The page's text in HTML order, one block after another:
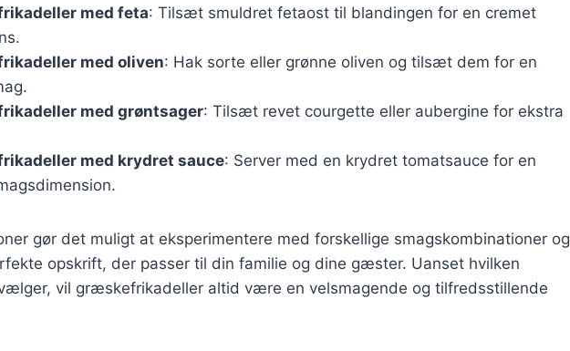
med feta: Tilsæt smuldret fetaost til blandingen for en cremet
med oliven: Hak sorte eller grønne oliven og tilsæt dem for en
med grøntsager: Tilsæt revet courgette eller aubergine for ekstra
med krydret sauce: Server med en krydret tomatsauce for en
gør det muligt at eksperimentere med forskellige smagskombinationer og
opskrift, der passer til din familie og dine gæster. Uanset hvilken
vil græskefrikadeller altid være en velsmagende og tilfredsstillende